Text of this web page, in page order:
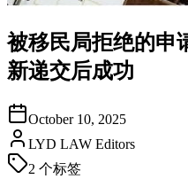
被移民局拒绝的申
新递交后成功
October 10, 2025
LYD LAW Editors
2 个标签